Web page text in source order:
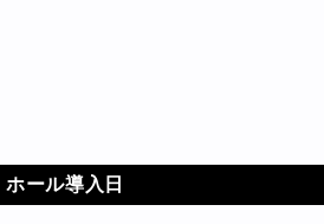
ホール導入日